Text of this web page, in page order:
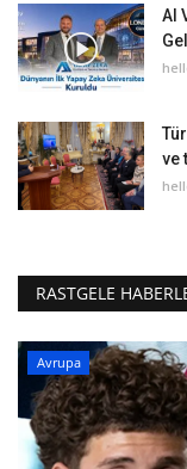
AI
ve
RASTGELE
Avrupa